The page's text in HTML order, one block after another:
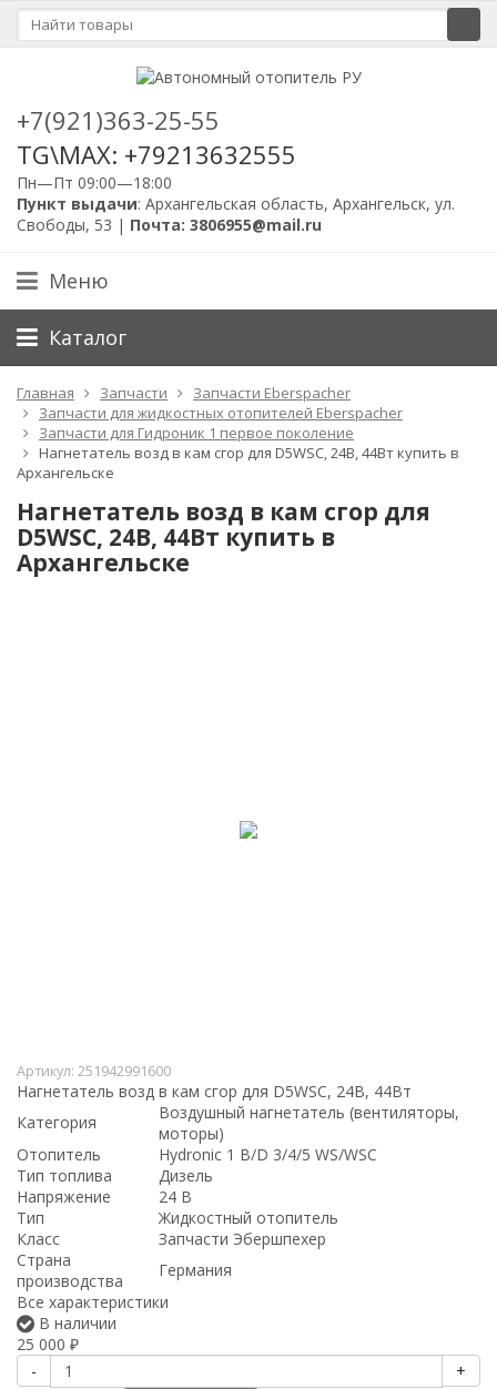
+7(921)363-25-55
TG\MAX: +79213632555
Пн—Пт 09:00—18:00
Пункт выдачи: Архангельская область, Архангельск, ул.
Свободы, 53 | Почта: 3806955@mail.ru
Меню
Каталог
Главная Запчасти
Запчасти Eberspacher
Запчасти для жидкостных отопителей Eberspacher
Запчасти для Гидроник 1 первое поколение
Нагнетатель возд в кам сгор для D5WSC, 24B, 44Вт купить в
Архангельске
Нагнетатель возд в кам сгор для
D5WSC, 24B, 44Вт купить в
Архангельске
Артикул: 251942991600
Нагнетатель возд в кам сгор для D5WSC, 24B, 44Вт
Категория
Воздушный нагнетатель (вентиляторы,
моторы)
Отопитель
Hydronic 1 B/D 3/4/5 WS/WSC
Тип топлива
Дизель
Напряжение
24 В
Тип
Жидкостный отопитель
Класс
Запчасти Эбершпехер
Страна
производства
Германия
Все характеристики
В наличии
25 000 ₽
-
+